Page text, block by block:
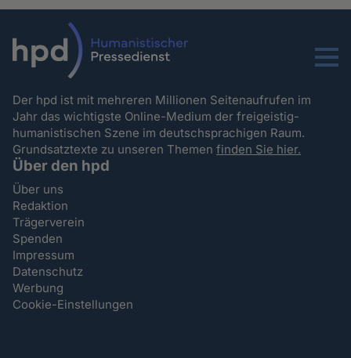
Menu
Der hpd ist mit mehreren Millionen Seitenaufrufen im
Jahr das wichtigste Online-Medium der freigeistig-
humanistischen Szene im deutschsprachigen Raum.
Grundsatztexte zu unseren Themenfinden Sie hier.
Über den hpd
Über uns
Redaktion
Trägerverein
Spenden
Impressum
Datenschutz
Werbung
Cookie-Einstellungen